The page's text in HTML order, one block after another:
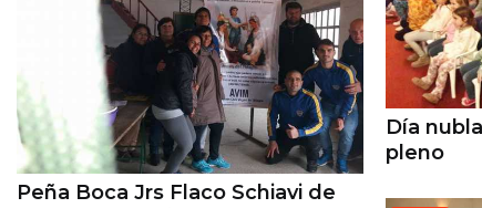
Peña Boca Jrs Flaco Schiavi de
Día
pleno